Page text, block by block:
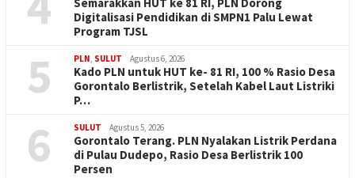
Digitalisasi Pendidikan di SMPN1 Palu Lewat
Program TJSL
5 PLN, SULUT Agustus 6, 2026
Kado PLN untuk HUT ke- 81 RI, 100 % Rasio Desa
Gorontalo Berlistrik, Setelah Kabel Laut Listriki
P…
6 SULUT Agustus 5, 2026
Gorontalo Terang. PLN Nyalakan Listrik Perdana
di Pulau Dudepo, Rasio Desa Berlistrik 100
Persen